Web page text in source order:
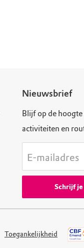
Nieuwsbrief
Blijf op de
activiteiten en
E-mailadres
Schrijf
Toegankelijkheid